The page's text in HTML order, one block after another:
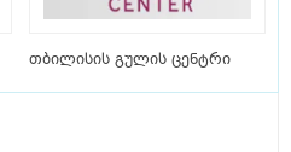
თბილისის გულის ცენტრი